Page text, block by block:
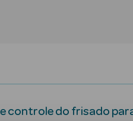
controle do frisado